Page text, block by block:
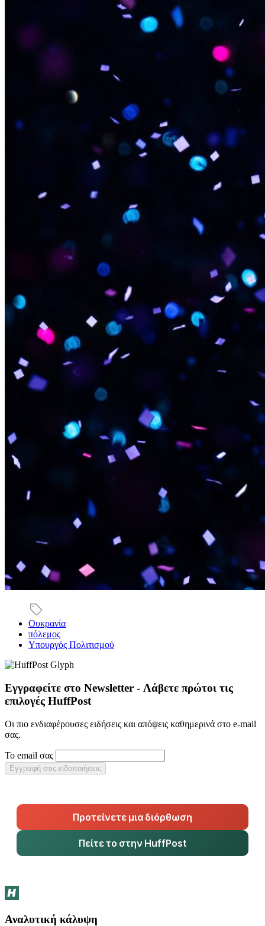
Ουκρανία
πόλεμος
Υπουργός Πολιτισμού
Εγγραφείτε στο Newsletter - Λάβετε πρώτοι τις
επιλογές HuffPost
Οι πιο ενδιαφέρουσες ειδήσεις και απόψεις καθημερινά στο e-mail
σας.
Το email σας
Εγγραφή στις ειδοποιήσεις
Προτείνετε μια διόρθωση
Πείτε το στην HuffPost
Αναλυτική κάλυψη